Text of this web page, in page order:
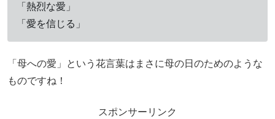
「熱烈な愛」
「愛を信じる」
「母への愛」という花言葉はまさに母の日のためのような
ものですね！
スポンサーリンク